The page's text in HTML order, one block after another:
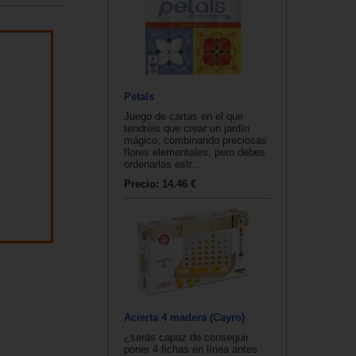
Petals
Juego de cartas en el que
tendréis que crear un jardín
mágico, combinando preciosas
flores elementales, pero debes
ordenarlas estr...
Precio: 14.46 €
Acierta 4 madera (Cayro)
¿serás capaz de conseguir
poner 4 fichas en línea antes